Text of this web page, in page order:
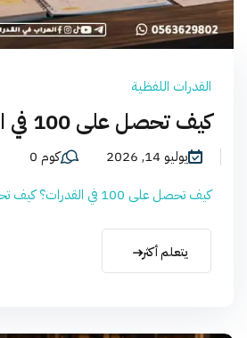
القدرات اللفظية
كيف تحصل على 100 في القدرات؟
يوليو 14, 2026
كوم 0
كيف تحصل على 100 في القدرات؟ كيف تحصل على 100...
يتعلم أكثر